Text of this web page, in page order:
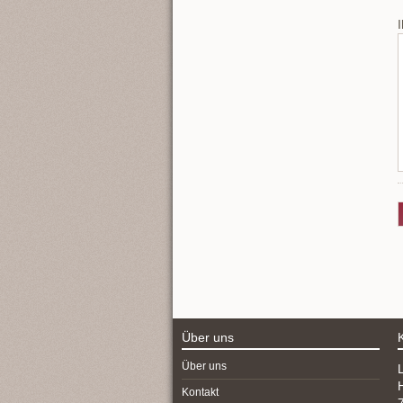
Über uns
Navigation
überspringen
Über uns
Kontakt